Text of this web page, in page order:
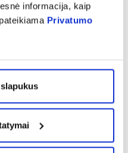
informacija, kaip
Privatumo